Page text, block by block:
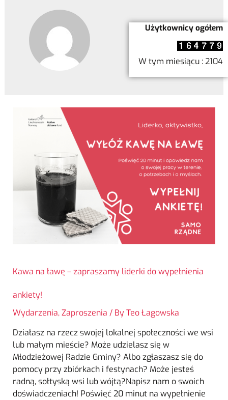
Kawa na ławę – zapraszamy liderki do wypełnienia
ankiety!
Wydarzenia,Zaproszenia / ByTeo Łagowska
Działasz na rzecz swojej lokalnej społeczności we wsi
lub małym mieście? Może udzielasz się w
Młodzieżowej Radzie Gminy? Albo zgłaszasz się do
pomocy przy zbiórkach i festynach? Może jesteś
radną, sołtyską wsi lub wójtą?Napisz nam o swoich
doświadczeniach! Poświęć 20 minut na wypełnienie
Użytkownicy ogółem
W tym miesiącu : 2104